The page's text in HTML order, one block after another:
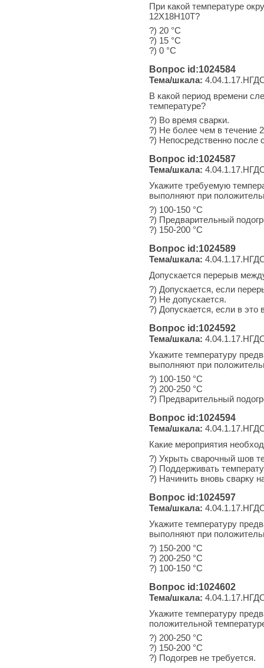
При какой температуре
12Х18Н10Т?
?) 20 °С
?) 15 °С
?) 0 °С
Вопрос id:1024584
Тема/шкала:
В какой период времени
температуре?
?) Во время сварки.
?) Не более чем в течение
?) Непосредственно после
Вопрос id:1024587
Тема/шкала:
Укажите требуемую
выполняют при
?) 100-150 °С
?) Предварительный
?) 150-200 °С
Вопрос id:1024589
Тема/шкала:
Допускается перерыв
?) Допускается, если
?) Не допускается.
?) Допускается, если в это
Вопрос id:1024592
Тема/шкала:
Укажите температуру
выполняют при
?) 100-150 °С
?) 200-250 °С
?) Предварительный
Вопрос id:1024594
Тема/шкала:
Какие мероприятия
?) Укрыть сварочный шов
?) Поддерживать
?) Начинить вновь сварку
Вопрос id:1024597
Тема/шкала:
Укажите температуру
выполняют при
?) 150-200 °С
?) 200-250 °С
?) 100-150 °С
Вопрос id:1024602
Тема/шкала:
Укажите температуру
положительной
?) 200-250 °С
?) 150-200 °С
?) Подогрев не требуется.